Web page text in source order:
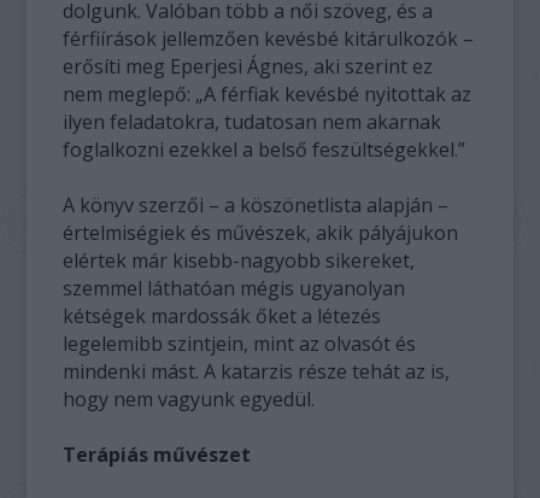
dolgunk. Valóban több a női szöveg, és a
férfiírások jellemzően kevésbé kitárulkozók –
erősíti meg Eperjesi Ágnes, aki szerint ez
nem meglepő: „A férfiak kevésbé nyitottak az
ilyen feladatokra, tudatosan nem akarnak
foglalkozni ezekkel a belső feszültségekkel.”
A könyv szerzői – a köszönetlista alapján –
értelmiségiek és művészek, akik pályájukon
elértek már kisebb-nagyobb sikereket,
szemmel láthatóan mégis ugyanolyan
kétségek mardossák őket a létezés
legelemibb szintjein, mint az olvasót és
mindenki mást. A katarzis része tehát az is,
hogy nem vagyunk egyedül.
Terápiás művészet